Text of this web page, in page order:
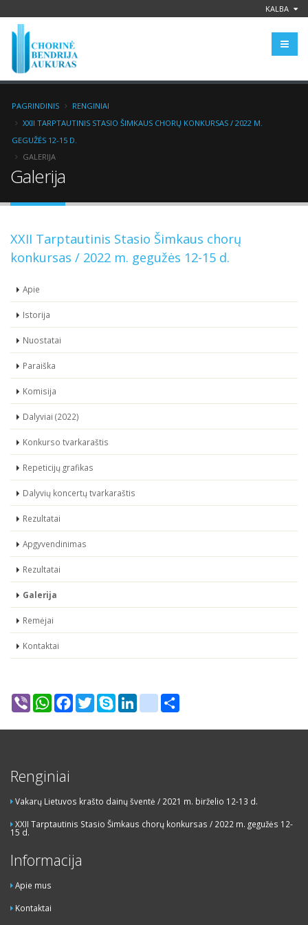
KALBA
PAGRINDINIS
RENGINIAI
XXII TARPTAUTINIS STASIO ŠIMKAUS CHORŲ KONKURSAS / 2022 M.
GEGUŽĖS 12-15 D.
GALERIJA
Galerija
XXII Tarptautinis Stasio Šimkaus chorų
konkursas / 2022 m. gegužės 12-15 d.
Apie
Istorija
Nuostatai
Paraiška
Komisija
Dalyviai (2022)
Konkurso tvarkaraštis
Repeticijų grafikas
Dalyvių koncertų tvarkaraštis
Rezultatai
Apgyvendinimas
Rezultatai
Galerija
Remėjai
Kontaktai
Viber WhatsAppFacebook
TwitterSkypeLinkedIngoogle_bookmarks
Renginiai
Vakarų Lietuvos krašto dainų šventė / 2021 m. birželio 12-13 d.
XXII Tarptautinis Stasio Šimkaus chorų konkursas / 2022 m. gegužės 12-
15 d.
Informacija
Apie mus
Kontaktai